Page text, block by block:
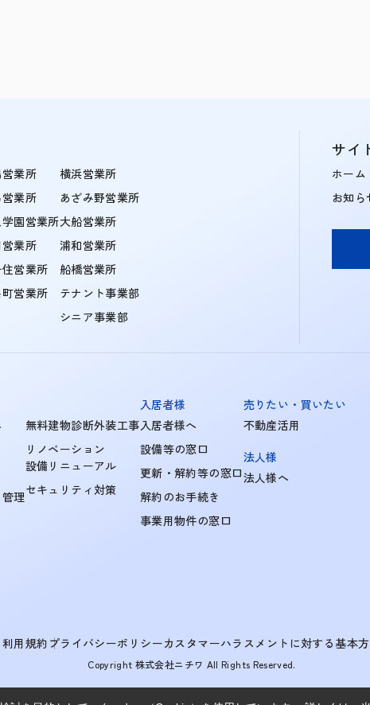
業所
業所
園営業所
業所
営業所
営業所
横浜営業所
あざみ野営業所
大船営業所
浦和営業所
船橋営業所
テナント事業部
シニア事業部
サイ
ホーム
お知ら
理
無料建物診断外装工事
リノベーション
設備リニューアル
セキュリティ対策
入居者様
入居者様へ
設備等の窓口
更新・解約等の窓口
解約のお手続き
事業用物件の窓口
売りたい・買いたい
不動産活用
法人様
法人様へ
利用規約 プライバシーポリシーカスタマーハラスメントに対する基本
Copyright 株式会社ニチワ All Rights Reserved.